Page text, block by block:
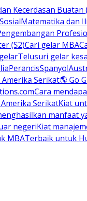
Kecerdasan Buatan
Matematika dan
(S2)Cari gelar MBA
Telusuri gelar
PerancisSpanyol
Amerika Serikat🌎 Go
Cara
SerikatKiat
manfaat
negeriKiat
MBATerbaik untuk